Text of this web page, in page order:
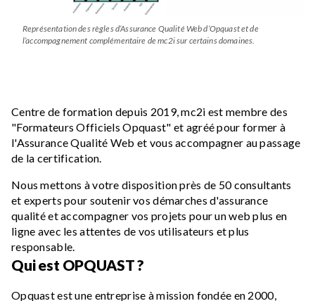
Représentation des règles d’Assurance Qualité Web d’Opquast et de
l’accompagnement complémentaire de mc2i sur certains domaines.
Centre de formation depuis 2019, mc2i est membre des
"Formateurs Officiels Opquast" et agréé pour former à
l'Assurance Qualité Web et vous accompagner au passage
de la certification.
Nous mettons à votre disposition près de 50 consultants
et experts pour soutenir vos démarches d'assurance
qualité et accompagner vos projets pour un web plus en
ligne avec les attentes de vos utilisateurs et plus
responsable.
Qui est OPQUAST ?
Opquast est une entreprise à mission fondée en 2000,